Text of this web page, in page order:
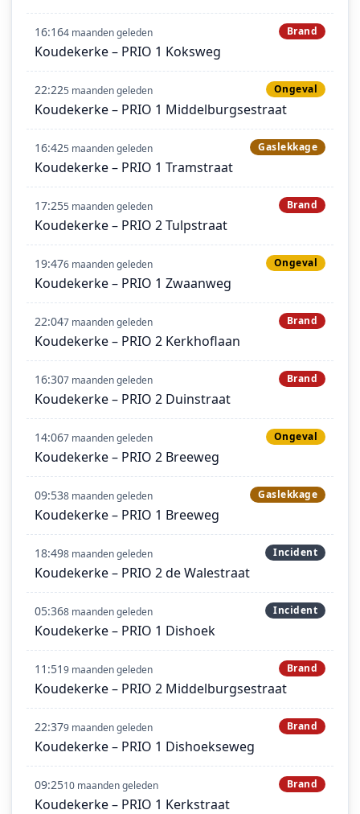
16:164 maanden geleden Brand
Koudekerke – PRIO 1 Koksweg
22:225 maanden geleden Ongeval
Koudekerke – PRIO 1 Middelburgsestraat
16:425 maanden geleden Gaslekkage
Koudekerke – PRIO 1 Tramstraat
17:255 maanden geleden Brand
Koudekerke – PRIO 2 Tulpstraat
19:476 maanden geleden Ongeval
Koudekerke – PRIO 1 Zwaanweg
22:047 maanden geleden Brand
Koudekerke – PRIO 2 Kerkhoflaan
16:307 maanden geleden Brand
Koudekerke – PRIO 2 Duinstraat
14:067 maanden geleden Ongeval
Koudekerke – PRIO 2 Breeweg
09:538 maanden geleden Gaslekkage
Koudekerke – PRIO 1 Breeweg
18:498 maanden geleden Incident
Koudekerke – PRIO 2 de Walestraat
05:368 maanden geleden Incident
Koudekerke – PRIO 1 Dishoek
11:519 maanden geleden Brand
Koudekerke – PRIO 2 Middelburgsestraat
22:379 maanden geleden Brand
Koudekerke – PRIO 1 Dishoekseweg
09:2510 maanden geleden Brand
Koudekerke – PRIO 1 Kerkstraat